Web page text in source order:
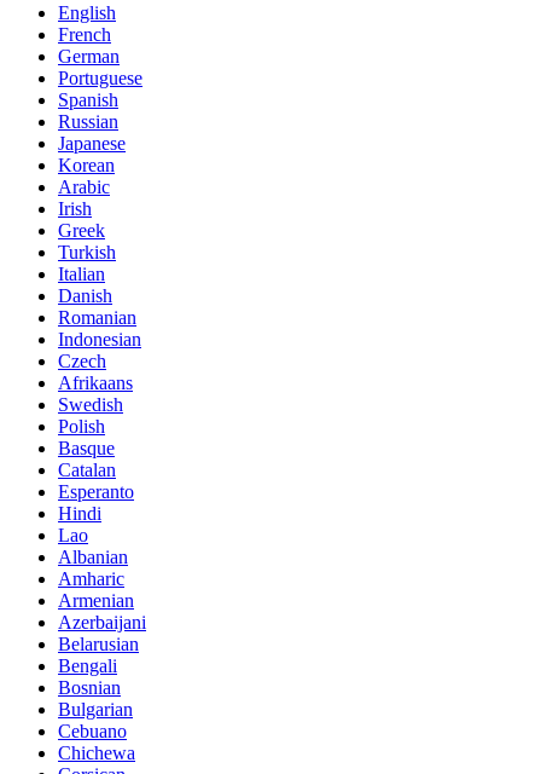
English
French
German
Portuguese
Spanish
Russian
Japanese
Korean
Arabic
Irish
Greek
Turkish
Italian
Danish
Romanian
Indonesian
Czech
Afrikaans
Swedish
Polish
Basque
Catalan
Esperanto
Hindi
Lao
Albanian
Amharic
Armenian
Azerbaijani
Belarusian
Bengali
Bosnian
Bulgarian
Cebuano
Chichewa